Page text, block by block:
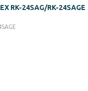
RK-24SAG/RK-24SAGE